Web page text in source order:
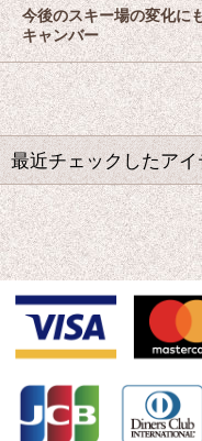
今後のスキー場の変化に
キャンバー
最近チェックしたアイ